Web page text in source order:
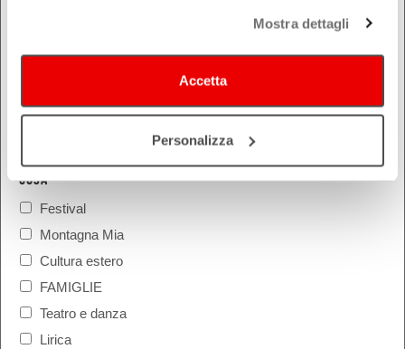
Mostra dettagli
Accetta
Personalizza
COSA
Festival
Montagna Mia
Cultura estero
FAMIGLIE
Teatro e danza
Lirica